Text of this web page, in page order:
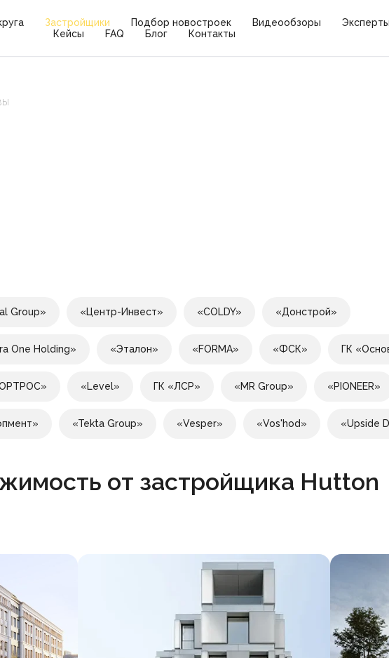
Застройщики Подбор новостроек Видеообзоры
Эксперты
Кейсы
FAQ Блог Контакты
Group» «Центр-Инвест» «COLDY» «Донстрой»
One Holding» «Эталон» «FORMA» «ФСК» ГК
«Level» ГК «ЛСР» «MR Group» «PIONEER»
«Tekta Group» «Vesper» «Vos'hod» «Upside
от застройщика Hutton